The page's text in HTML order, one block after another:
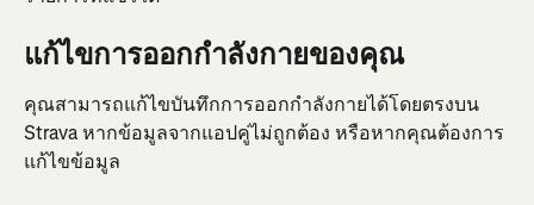
แก้ไขการออกกำลังกายของคุณ
คุณสามารถแก้ไขบันทึกการออกกำลังกายได้โดยตรงบน
Strava หากข้อมูลจากแอปคู่ไม่ถูกต้อง หรือหากคุณต้องการ
แก้ไขข้อมูล